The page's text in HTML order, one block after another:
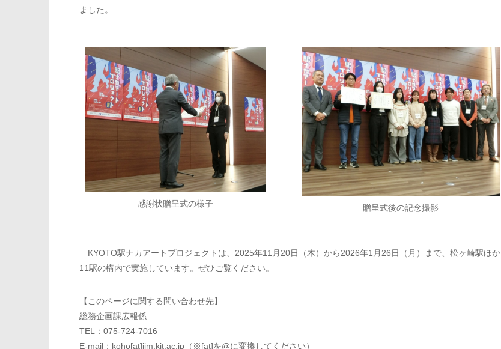
ました。
感謝状贈呈式の様子 贈呈式後の記念撮影
KYOTO駅ナカアートプロジェクトは、2025年11月20日（木）から2026年1月26日（月）まで、松ヶ崎駅ほか
11駅の構内で実施しています。ぜひご覧ください。
【このページに関する問い合わせ先】
総務企画課広報係
TEL：075-724-7016
E-mail：koho[at]jim.kit.ac.jp（※[at]を@に変換してください）